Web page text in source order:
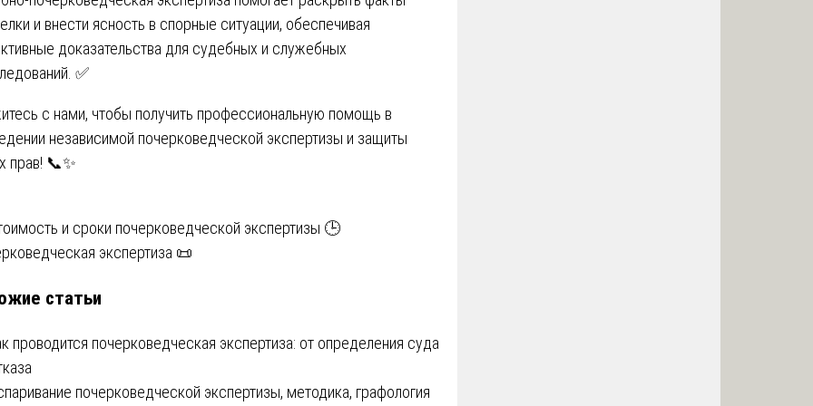
и внести ясность в спорные ситуации, обеспечивая
доказательства для судебных и служебных
✅
с нами, чтобы получить профессиональную помощь в
независимой почерковедческой экспертизы и защиты
прав! 📞✨
и сроки почерковедческой экспертизы 🕒
экспертиза 📜
статьи
проводится почерковедческая экспертиза: от определения суда
почерковедческой экспертизы, методика, графология